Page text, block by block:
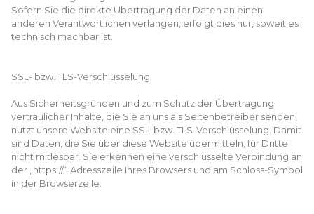
Sofern Sie die direkte Übertragung der Daten an einen
anderen Verantwortlichen verlangen, erfolgt dies nur, soweit es
technisch machbar ist.
SSL- bzw. TLS-Verschlüsselung
Aus Sicherheitsgründen und zum Schutz der Übertragung
vertraulicher Inhalte, die Sie an uns als Seitenbetreiber senden,
nutzt unsere Website eine SSL-bzw. TLS-Verschlüsselung. Damit
sind Daten, die Sie über diese Website übermitteln, für Dritte
nicht mitlesbar. Sie erkennen eine verschlüsselte Verbindung an
der „https://“ Adresszeile Ihres Browsers und am Schloss-Symbol
in der Browserzeile.